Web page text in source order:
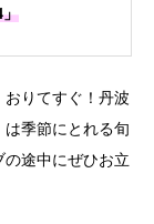
」
りてすぐ！丹波
季節にとれる旬
途中にぜひお立